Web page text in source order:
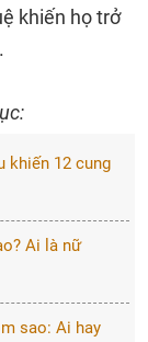
khiến họ trở
khiến 12 cung
Ai là nữ
sao: Ai hay